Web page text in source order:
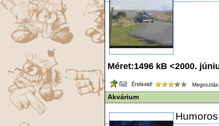
Méret:1496 kB <2000.
Értékeld!
Akvárium